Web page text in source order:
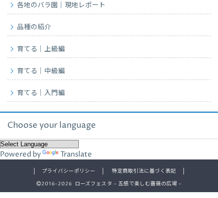
各地のバラ園｜現地レポート
品種の紹介
育てる｜上級編
育てる｜中級編
育てる｜入門編
Choose your language
Powered by Translate
プライバシーポリシー
特定商取引法に基づく表記
2016–2026 ローズフェスタ – 五感で楽しむ薔薇の広場 –